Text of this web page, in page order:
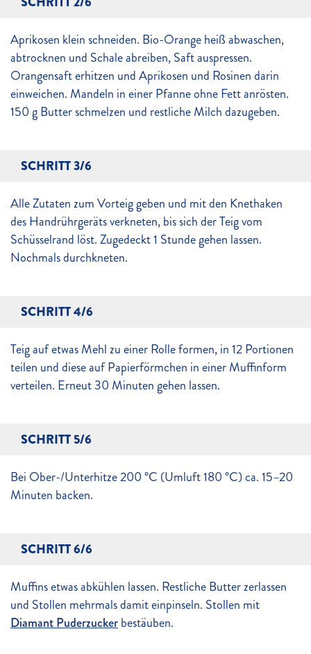
Aprikosen klein schneiden. Bio-Orange heiß abwaschen,
abtrocknen und Schale abreiben, Saft auspressen.
Orangensaft erhitzen und Aprikosen und Rosinen darin
einweichen. Mandeln in einer Pfanne ohne Fett anrösten.
150 g Butter schmelzen und restliche Milch dazugeben.
SCHRITT 3/6
Alle Zutaten zum Vorteig geben und mit den Knethaken
des Handrührgeräts verkneten, bis sich der Teig vom
Schüsselrand löst. Zugedeckt 1 Stunde gehen lassen.
Nochmals durchkneten.
SCHRITT 4/6
Teig auf etwas Mehl zu einer Rolle formen, in 12 Portionen
teilen und diese auf Papierförmchen in einer Muffinform
verteilen. Erneut 30 Minuten gehen lassen.
SCHRITT 5/6
Bei Ober-/Unterhitze 200 °C (Umluft 180 °C) ca. 15–20
Minuten backen.
SCHRITT 6/6
Muffins etwas abkühlen lassen. Restliche Butter zerlassen
und Stollen mehrmals damit einpinseln. Stollen mit
Diamant Puderzuckerbestäuben.